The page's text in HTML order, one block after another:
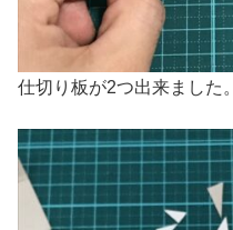
仕切り板が2つ出来ました。